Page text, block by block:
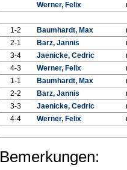
Werner, Felix
1-2 Baumhardt, Max
2-1
Barz, Jannis
3-4
Jaenicke, Cedric
4-3
Werner, Felix
1-1
Baumhardt, Max
2-2
Barz, Jannis
3-3
Jaenicke, Cedric
4-4
Werner, Felix
Bemerkungen: